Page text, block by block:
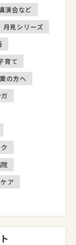
演会など
月見シリーズ
育て
の方へ
ア